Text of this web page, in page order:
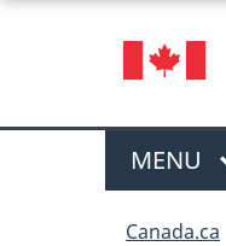
de
la
Menu
MENU
Canada.ca